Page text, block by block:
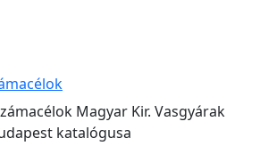
Magyar Kir. Vasgyárak
katalógusa